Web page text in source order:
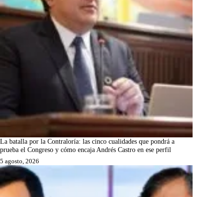
La batalla por la Contraloría: las cinco cualidades que pondrá a
prueba el Congreso y cómo encaja Andrés Castro en ese perfil
5 agosto, 2026